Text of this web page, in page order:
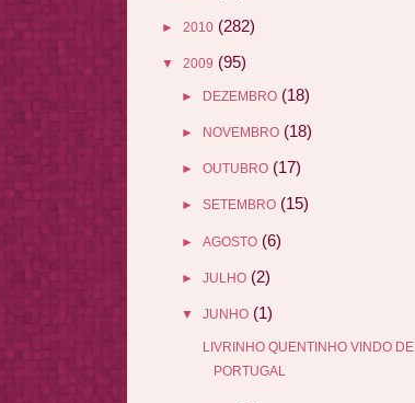
► 2010 (282)
▼ 2009 (95)
► DEZEMBRO (18)
► NOVEMBRO (18)
► OUTUBRO (17)
► SETEMBRO (15)
► AGOSTO (6)
► JULHO (2)
▼ JUNHO (1)
LIVRINHO QUENTINHO VINDO DE
PORTUGAL